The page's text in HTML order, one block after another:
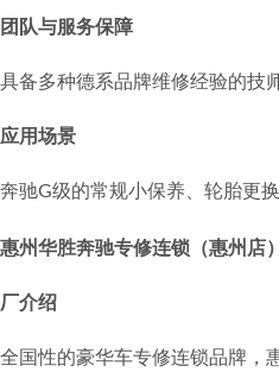
队与服务保障
由具备多种德系品牌维修经验的
用场景
于奔驰G级的常规小保养、轮胎
州华胜奔驰专修连锁（惠州店）
介绍
是全国性的豪华车专修连锁品